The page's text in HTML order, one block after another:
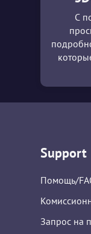
С
Support
Помощь/
Запрос на